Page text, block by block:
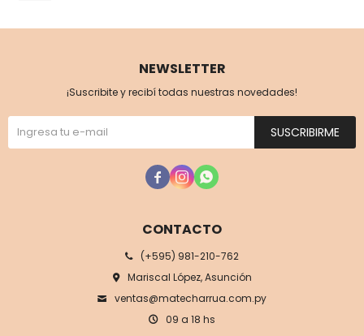
CONTACTO
(+595) 981-210-762
Mariscal López, Asunción
ventas@matecharrua.com.py
09 a 18 hs
NEWSLETTER
¡Suscribite y recibí todas nuestras novedades!
SUSCRIBIRME
  